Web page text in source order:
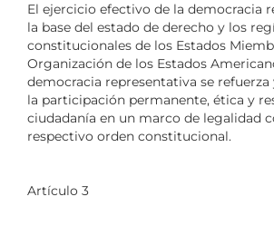
El ejercicio efectivo de la democracia
la base del estado de derecho y los
constitucionales de los Estados
Organización de los Estados
democracia representativa se
la participación permanente, ética y
ciudadanía en un marco de legalidad
respectivo orden constitucional.
Artículo 3